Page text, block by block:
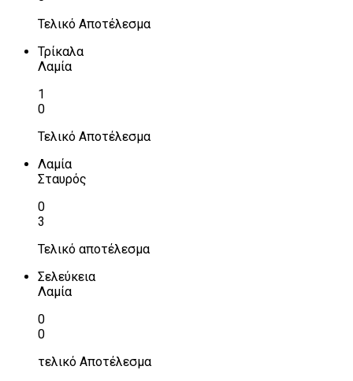
Τελικό Αποτέλεσμα
Τρίκαλα
Λαμία
1
0
Τελικό Αποτέλεσμα
Λαμία
Σταυρός
0
3
Τελικό αποτέλεσμα
Σελεύκεια
Λαμία
0
0
τελικό Αποτέλεσμα